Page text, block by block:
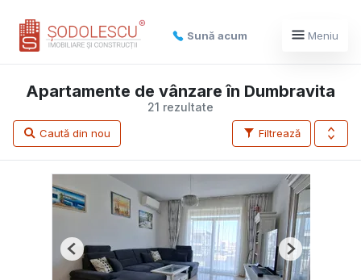
Sună acum Meniu
21 rezultate
Apartamente de vânzare în Dumbravita
Filtrează
Caută din nou
Previous Next